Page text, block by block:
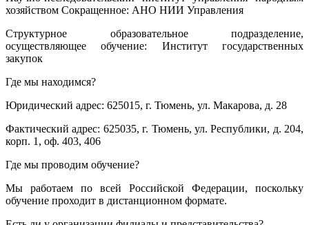
хозяйством Сокращенное: АНО НИИ Управления
Структурное образовательное подразделение,
осуществляющее обучение: Институт государственных
закупок
Где мы находимся?
Юридический адрес: 625015, г. Тюмень, ул. Макарова, д. 28
Фактический адрес: 625035, г. Тюмень, ул. Республики, д. 204,
корп. 1, оф. 403, 406
Где мы проводим обучение?
Мы работаем по всей Российской Федерации, поскольку
обучение проходит в дистанционном формате.